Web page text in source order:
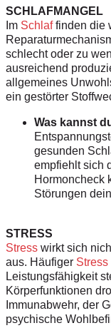
SCHLAFMANGEL
Im Schlaffinden die
schlecht oder zu
ausreichend
allgemeines
ein gestörter
Was kannst
gesunden
empfiehlt sich
Hormoncheck
Störungen
STRESS
Stress wirkt sich
aus. Häufiger Stress
Leistungsfähigkeit
Körperfunktionen
Immunabwehr, der
psychische